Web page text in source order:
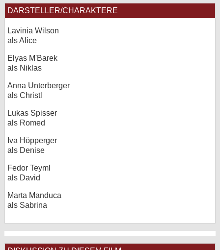
DARSTELLER/CHARAKTERE
Lavinia Wilson
als Alice
Elyas M'Barek
als Niklas
Anna Unterberger
als Christl
Lukas Spisser
als Romed
Iva Höpperger
als Denise
Fedor Teyml
als David
Marta Manduca
als Sabrina